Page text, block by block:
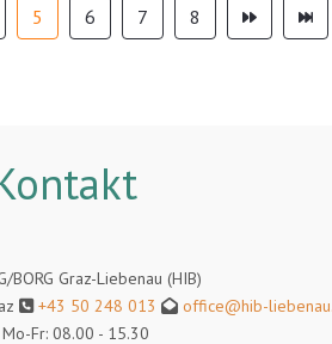
5 6 7 8
BORG Graz-Liebenau (HIB)
+43 50 248 013
office@hib-
Mo-Fr: 08.00 - 15.30